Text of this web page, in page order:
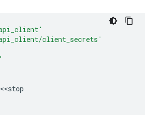
client_secrets'
<<stop